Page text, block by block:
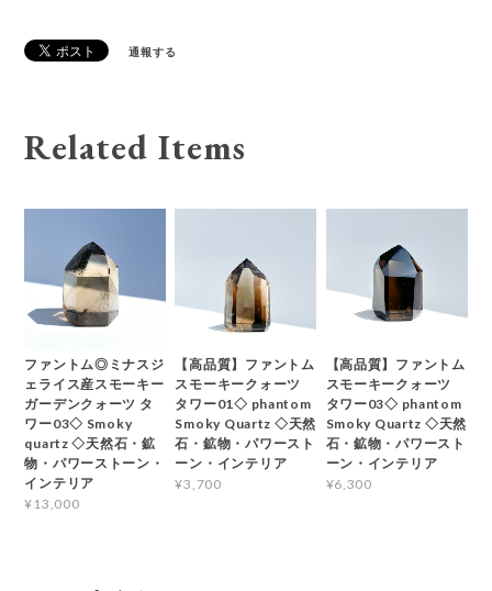
通報する
Related Items
ファントム◎ミナスジ
ェライス産スモーキー
ガーデンクォーツ タ
ワー03◇ Smoky
quartz ◇天然石・鉱
物・パワーストーン・
インテリア
¥13,000
【高品質】ファントム
スモーキークォーツ
タワー01◇ phantom
Smoky Quartz ◇天然
石・鉱物・パワースト
ーン・インテリア
¥3,700
【高品質】ファントム
スモーキークォーツ
タワー03◇ phantom
Smoky Quartz ◇天然
石・鉱物・パワースト
ーン・インテリア
¥6,300